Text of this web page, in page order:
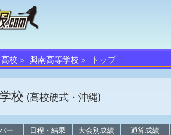
高校 興南高等学校 トップ
校 (高校硬式・沖縄)
ー 日程・結果 大会別成績 通算成績